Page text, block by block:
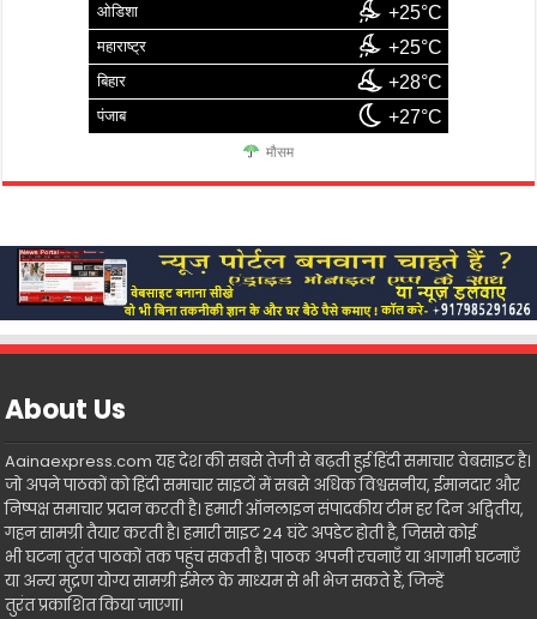
ओडिशा +25°C
महाराष्ट्र +25°C
बिहार +28°C
पंजाब +27°C
मौसम
About Us
Aainaexpress.com यह देश की सबसे तेजी से बढ़ती हुई हिंदी समाचार वेबसाइट है।
जो अपने पाठकों को हिंदी समाचार साइटों में सबसे अधिक विश्वसनीय, ईमानदार और
निष्पक्ष समाचार प्रदान करती है। हमारी ऑनलाइन संपादकीय टीम हर दिन अद्वितीय,
गहन सामग्री तैयार करती है। हमारी साइट 24 घंटे अपडेट होती है, जिससे कोई
भी घटना तुरंत पाठकों तक पहुंच सकती है। पाठक अपनी रचनाएँ या आगामी घटनाएँ
या अन्य मुद्रण योग्य सामग्री ईमेल के माध्यम से भी भेज सकते हैं, जिन्हें
तुरंत प्रकाशित किया जाएगा।